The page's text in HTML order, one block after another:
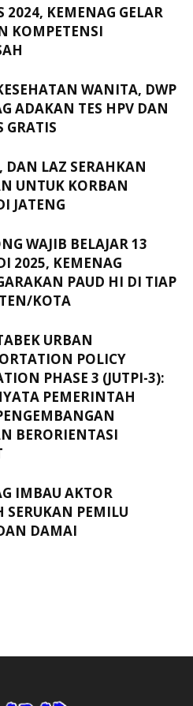
2024, KEMENAG GELAR
KOMPETENSI
WANITA, DWP
ADAKAN TES HPV DAN
GRATIS
DAN LAZ SERAHKAN
UNTUK KORBAN
JATENG
WAJIB BELAJAR 13
2025, KEMENAG
PAUD HI DI TIAP
KOTA
URBAN
POLICY
PHASE 3 (JUTPI-3):
PEMERINTAH
BERORIENTASI
IMBAU AKTOR
SERUKAN PEMILU
DAMAI